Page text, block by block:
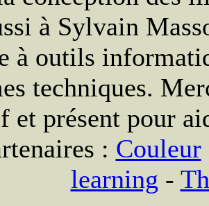
à Sylvain
à outils
techniques.
et présent pour
: Couleur
learning -